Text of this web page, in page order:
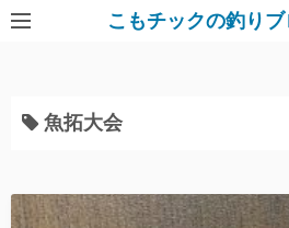
コ
キ
こもチックの釣りブ
魚拓大会